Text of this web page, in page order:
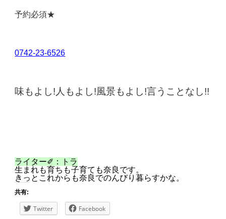
予約必須★
0742-23-6526
味もよし!人もよし!風景もよし!言うことなし!!
ライター✐：トラ
生まれも育ちも子育ても奈良です。
きっとこれからも奈良でのんびり暮らすかな。
共有:
Twitter Facebook